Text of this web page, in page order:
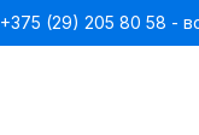
+375 (29) 205 80 58 -